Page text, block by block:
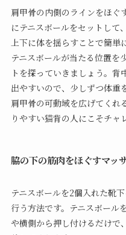
肩甲骨の内側のラインをほぐ
にテニスボールをセットして
上下に体を揺らすことで簡単
テニスボールが当たる位置を
トを探っていきましょう。
出やすいので、少しずつ体重
肩甲骨の可動域を広げてくれ
りやすい猫背の人にこそチャ
脇の下の筋肉をほぐすマッ
テニスボールを2個入れた靴
行う方法です。テニスボール
や横側から押し付けるだけで